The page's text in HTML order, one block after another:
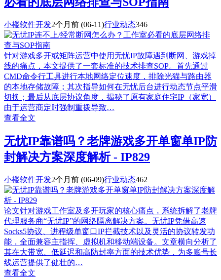
小楼软件开发2个月前 (06-11)行业动态346
针对游戏多开或矩阵运营中使用无忧IP故障遇到断网、游戏掉
线的痛点，本文提供了一套标准的技术排查SOP。首先通过
CMD命令行工具进行本地网络定位速度，排除光猫与路由器
的本地存储故障；其次指导如何在无忧后台进行动态节点平滑
切换；最后从底层协议角度，揭秘了原有家庭住宅IP（家宽）
由于运营商定时强制重拨导致…
查看全文
无忧IP靠谱吗？老牌游戏多开单窗单IP防
封解决方案深度解析 - IP829
小楼软件开发2个月前 (06-09)行业动态462
论文针对游戏工作室及多开玩家的核心痛点，系统拆解了老牌
代理服务商“无忧IP”的网络隔离解决方案。无忧IP凭借高速
Socks5协议、进程级单窗口IP拦截技术以及灵活的协议转发功
能，全面兼容主指挥、虚拟机和移动端设备。文章横向分析了
其在大带宽、低延迟和高防封率方面的技术优势，为多账号长
线运营提供了健壮的…
查看全文